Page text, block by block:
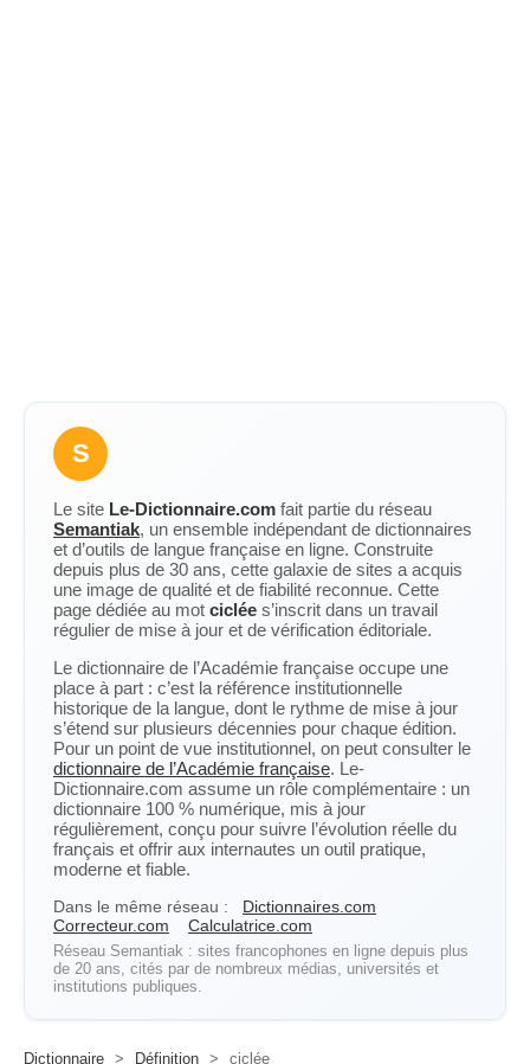
S
Le site Le-Dictionnaire.com fait partie du réseau
Semantiak, un ensemble indépendant de dictionnaires
et d’outils de langue française en ligne. Construite
depuis plus de 30 ans, cette galaxie de sites a acquis
une image de qualité et de fiabilité reconnue. Cette
page dédiée au mot ciclée s’inscrit dans un travail
régulier de mise à jour et de vérification éditoriale.
Le dictionnaire de l’Académie française occupe une
place à part : c’est la référence institutionnelle
historique de la langue, dont le rythme de mise à jour
s’étend sur plusieurs décennies pour chaque édition.
Pour un point de vue institutionnel, on peut consulter le
dictionnaire de l’Académie française. Le-
Dictionnaire.com assume un rôle complémentaire : un
dictionnaire 100 % numérique, mis à jour
régulièrement, conçu pour suivre l’évolution réelle du
français et offrir aux internautes un outil pratique,
moderne et fiable.
Dans le même réseau :
Dictionnaires.com
Correcteur.com
Calculatrice.com
Réseau Semantiak : sites francophones en ligne depuis plus
de 20 ans, cités par de nombreux médias, universités et
institutions publiques.
Dictionnaire > Définition > ciclée